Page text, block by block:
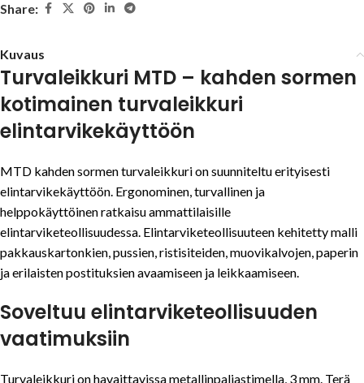
Share:
Kuvaus
Turvaleikkuri MTD – kahden sormen
kotimainen turvaleikkuri
elintarvikekäyttöön
MTD kahden sormen turvaleikkuri on suunniteltu erityisesti
elintarvikekäyttöön. Ergonominen, turvallinen ja
helppokäyttöinen ratkaisu ammattilaisille
elintarviketeollisuudessa. Elintarviketeollisuuteen kehitetty malli
pakkauskartonkien, pussien, ristisiteiden, muovikalvojen, paperin
ja erilaisten postituksien avaamiseen ja leikkaamiseen.
Soveltuu elintarviketeollisuuden
vaatimuksiin
Turvaleikkuri on havaittavissa metallinpaljastimella, 3 mm. Terä